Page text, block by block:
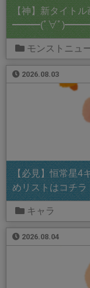
【神】新タイト
━━━(ﾟ∀ﾟ
モンストニュ
2026.08.03
【必見】恒常星4
めリストはコチラ
キャラ
2026.08.04